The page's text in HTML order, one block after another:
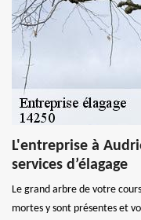
L'entreprise à
services d’élagage
Le grand arbre de votre
mortes y sont présentes et